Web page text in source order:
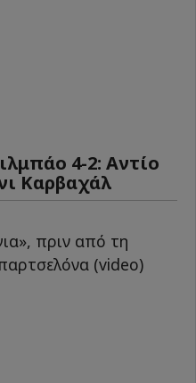
4-2: Αντίο
Καρβαχάλ